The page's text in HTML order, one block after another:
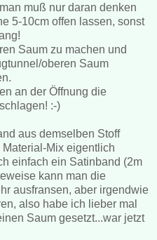
muß nur daran denken
5-10cm offen lassen, sonst
Saum zu machen und
oberen Saum
an der Öffnung die
:-)
aus demselben Stoff
Mix eigentlich
einfach ein Satinband (2m
kann man die
ausfransen, aber irgendwie
also habe ich lieber mal
Saum gesetzt...war jetzt